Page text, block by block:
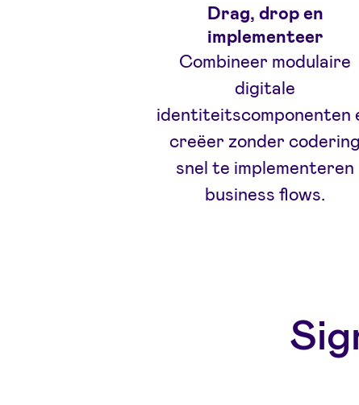
Drag, drop en
implementeer
Combineer modulaire
digitale
identiteitscomponenten
creëer zonder codering
snel te implementeren
business flows.